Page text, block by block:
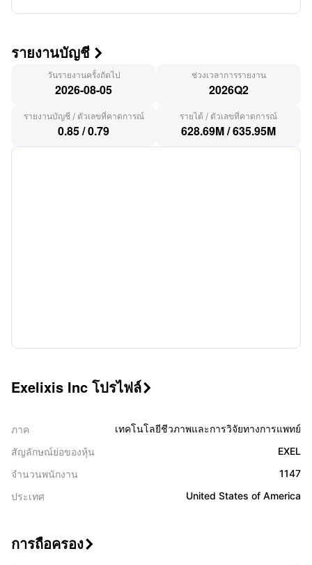
รายงานบัญชี 
วันรายงานครั้งถัดไป
2026-08-05
ช่วงเวลาการรายงาน
2026Q2
รายงานบัญชี/ ตัวเลขที่คาดการณ์
0.85/0.79
รายได้ / ตัวเลขที่คาดการณ์
628.69M/635.95M
Exelixis Inc โปรไฟล์
ภาค
เทคโนโลยีชีวภาพและการวิจัยทางการแพทย์
สัญลักษณ์ย่อของหุ้น
EXEL
จำนวนพนักงาน
1147
ประเทศ
United States of America
การถือครอง